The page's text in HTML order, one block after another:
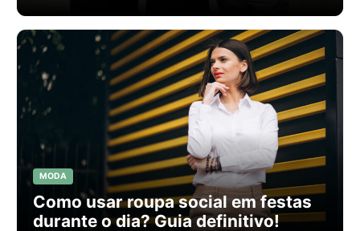
MODA
Como usar roupa social em festas
durante o dia? Guia definitivo!